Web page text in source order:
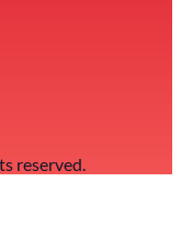
reserved.